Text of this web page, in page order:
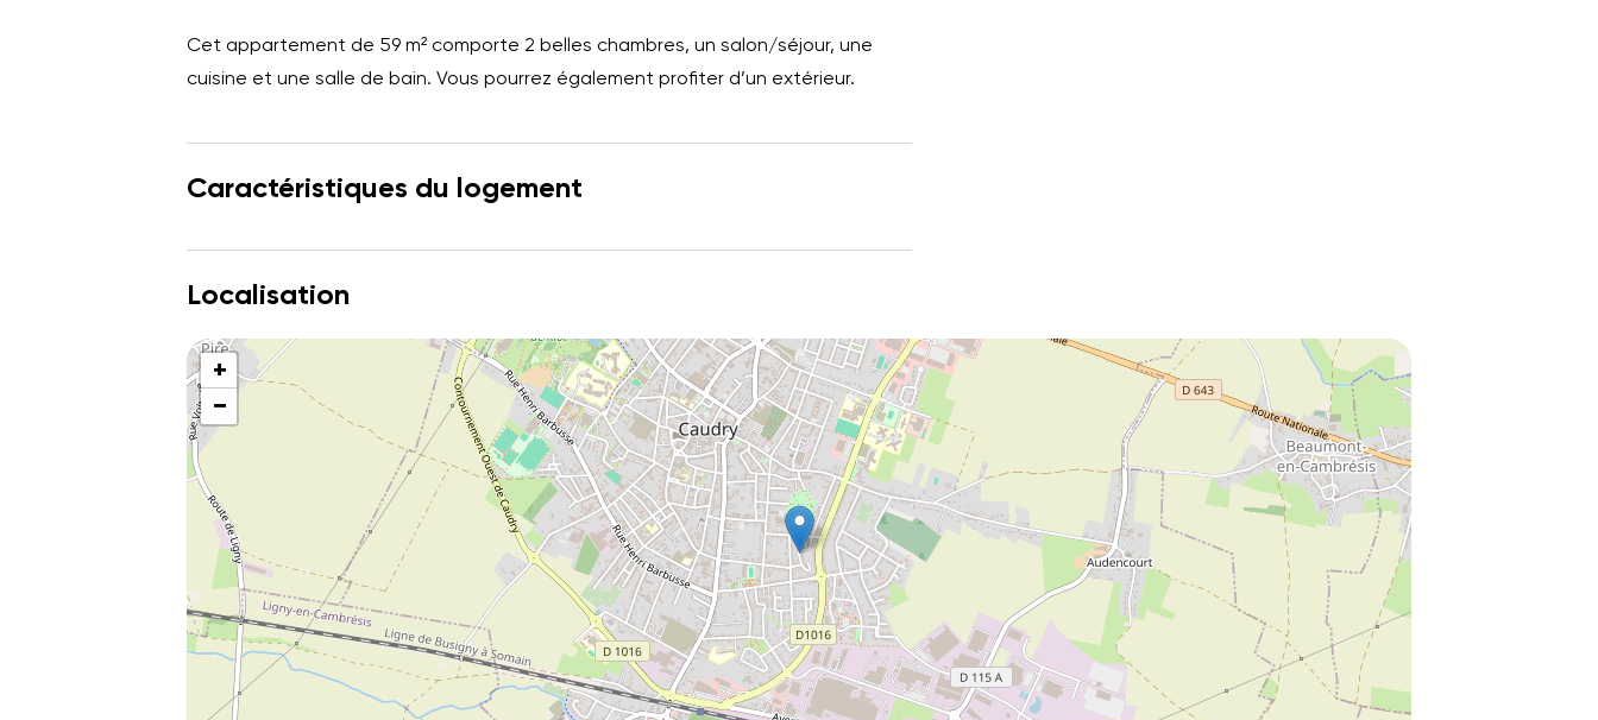
Cet appartement de 59 m² comporte 2 belles chambres, un salon/séjour, une
cuisine et une salle de bain. Vous pourrez également profiter d’un extérieur.
Caractéristiques du logement
Localisation
+
−